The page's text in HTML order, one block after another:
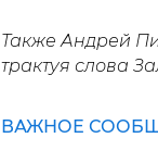
Также Андрей
трактуя слова
ВАЖНОЕ